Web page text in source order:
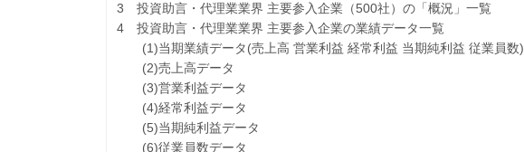
3 投資助言・代理業業界 主要参入企業（500社）の「概況」一覧
4 投資助言・代理業業界 主要参入企業の業績データ一覧
(1)当期業績データ(売上高 営業利益 経常利益 当期純利益 従業員数)
(2)売上高データ
(3)営業利益データ
(4)経常利益データ
(5)当期純利益データ
(6)従業員数データ